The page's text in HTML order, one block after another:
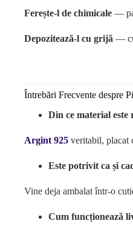
Ferește-l de chimicale —
Depozitează-l cu grijă —
Întrebări Frecvente despre
Din ce material este
Argint 925 veritabil, placat
Este potrivit ca și
Vine deja ambalat într-o
Cum funcționează